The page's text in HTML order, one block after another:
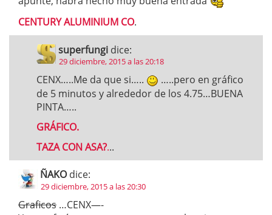
CENTURY ALUMINIUM CO.
superfungi dice:
29 diciembre, 2015 a las 20:18
CENX…..Me da que si…..
…..pero en gráfico
de 5 minutos y alrededor de los 4.75…BUENA
PINTA…..
GRÁFICO.
TAZA CON ASA?...
ÑAKO dice:
29 diciembre, 2015 a las 20:30
Graficos …CENX—-